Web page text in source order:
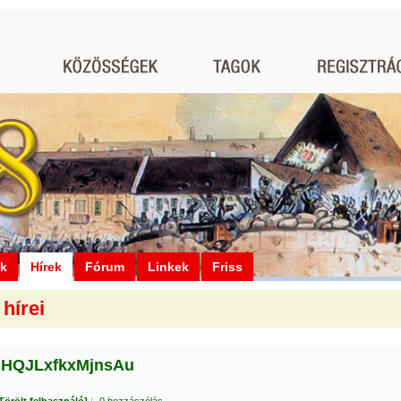
Hírek Fórum Linkek Friss
hírei